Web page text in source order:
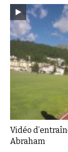
Vidéo
Abraham